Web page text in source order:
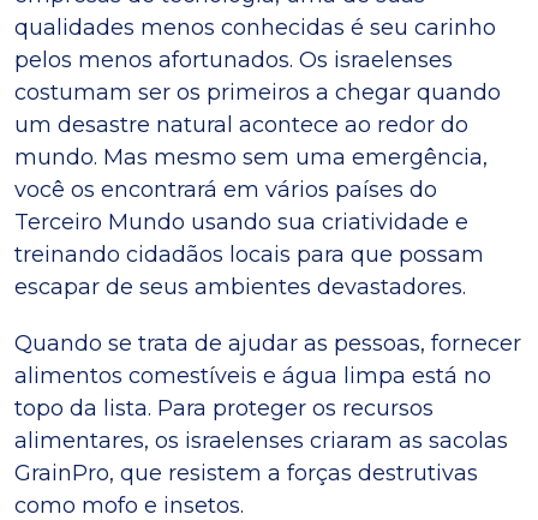
qualidades menos conhecidas é seu carinho
pelos menos afortunados. Os israelenses
costumam ser os primeiros a chegar quando
um desastre natural acontece ao redor do
mundo. Mas mesmo sem uma emergência,
você os encontrará em vários países do
Terceiro Mundo usando sua criatividade e
treinando cidadãos locais para que possam
escapar de seus ambientes devastadores.
Quando se trata de ajudar as pessoas, fornecer
alimentos comestíveis e água limpa está no
topo da lista. Para proteger os recursos
alimentares, os israelenses criaram as sacolas
GrainPro, que resistem a forças destrutivas
como mofo e insetos.